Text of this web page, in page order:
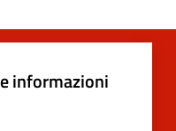
informazioni